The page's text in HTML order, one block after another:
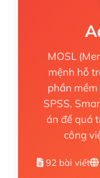
MOSL
mệnh hỗ
phần
SPSS,
án để quá
công
92 bài viết